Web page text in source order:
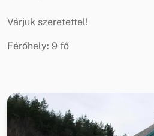
Várjuk szeretettel!
Férőhely: 9 fő